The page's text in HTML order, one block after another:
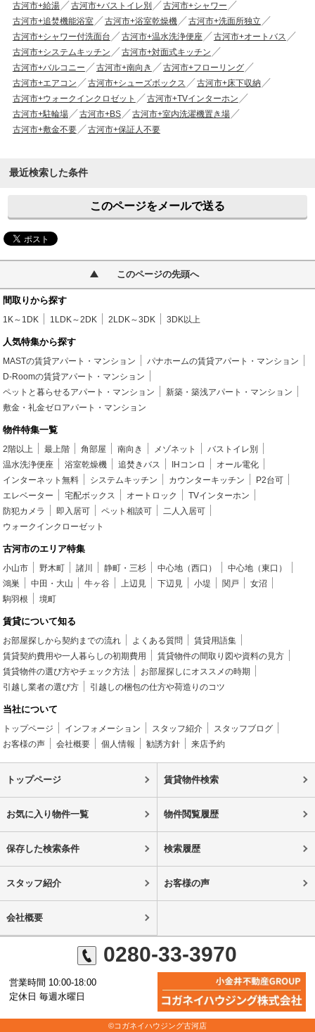
古河市+給湯 古河市+バストイレ別
古河市+シャワー
古河市+追焚機能浴室
古河市+浴室乾燥機
古河市+洗面所独立
古河市+シャワー付洗面台
古河市+温水洗浄便座
古河市+オートバス
古河市+システムキッチン
古河市+対面式キッチン
古河市+バルコニー
古河市+南向き
古河市+フローリング
古河市+エアコン
古河市+シューズボックス
古河市+床下収納
古河市+ウォークインクロゼット
古河市+TVインターホン
古河市+駐輪場
古河市+BS
古河市+室内洗濯機置き場
古河市+敷金不要
古河市+保証人不要
最近検索した条件
このページをメールで送る
このページの先頭へ
間取りから探す
1K～1DK 1LDK～2DK 2LDK～3DK 3DK以上
人気特集から探す
MASTの賃貸アパート・マンション
パナホームの賃貸アパート・マンション
D-Roomの賃貸アパート・マンション
ペットと暮らせるアパート・マンション
新築・築浅アパート・マンション
敷金・礼金ゼロアパート・マンション
物件特集一覧
2階以上 最上階 角部屋 南向き メゾネット
バストイレ別
温水洗浄便座
浴室乾燥機 追焚きバス IHコンロ
オール電化
インターネット無料
システムキッチン カウンターキッチン
P2台可
エレベーター
宅配ボックス オートロック
TVインターホン
防犯カメラ
即入居可 ペット相談可
二人入居可
ウォークインクローゼット
古河市のエリア特集
小山市 野木町 諸川 静町・三杉 中心地（西口）
中心地（東口）
鴻巣
中田・大山 牛ヶ谷 上辺見 下辺見 小堤 関戸
女沼
駒羽根
境町
賃貸について知る
お部屋探しから契約までの流れ よくある質問
賃貸用語集
賃貸契約費用や一人暮らしの初期費用
賃貸物件の間取り図や資料の見方
賃貸物件の選び方やチェック方法
お部屋探しにオススメの時期
引越し業者の選び方
引越しの梱包の仕方や荷造りのコツ
当社について
トップページ インフォメーション スタッフ紹介
スタッフブログ
お客様の声
会社概要 個人情報 勧誘方針 来店予約
トップページ 賃貸物件検索
お気に入り物件一覧 物件閲覧履歴
保存した検索条件 検索履歴
スタッフ紹介 お客様の声
会社概要
0280-33-3970
営業時間 10:00-18:00
定休日 毎週水曜日
©コガネイハウジング古河店